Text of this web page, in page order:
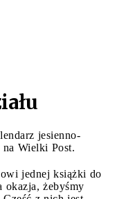
jesienno-
na Wielki Post.
jednej książki do
okazja, żebyśmy